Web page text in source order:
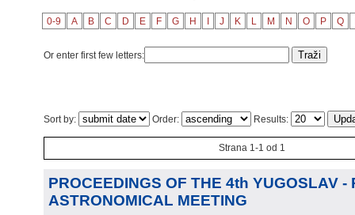
0-9 A B C D E F G H J K L M N O P Q
Or enter first few letters:
Sort by: Order: Results:
Strana 1-1 od 1
PROCEEDINGS OF THE 4th YUGOSLAV -
ASTRONOMICAL MEETING